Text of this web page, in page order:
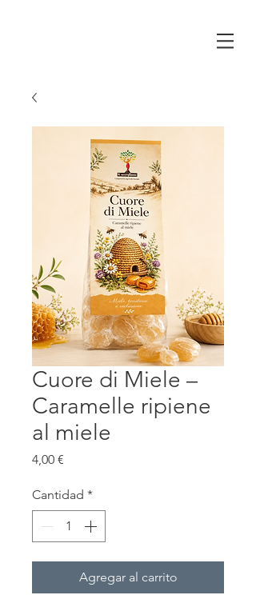
Cuore di Miele –
Caramelle ripiene
al miele
4,00 €
Cantidad *
Agregar al carrito